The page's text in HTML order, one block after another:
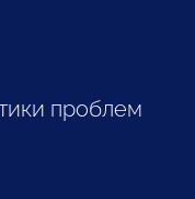
проблем